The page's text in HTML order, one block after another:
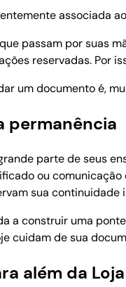
associada
passam por suas
reservadas. Por
um documento é,
permanência
parte de seus
ou
sua continuidade
a construir uma
cuidam de sua
além da Loja